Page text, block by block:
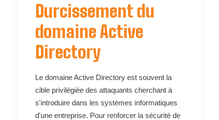
Durcissement du
domaine Active
Directory
Le domaine Active Directory est souvent la
cible privilégiée des attaquants cherchant à
s'introduire dans les systèmes informatiques
d'une entreprise. Pour renforcer la sécurité de